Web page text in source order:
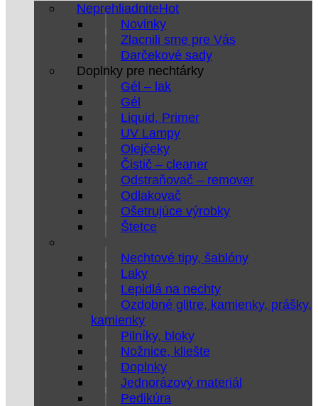
Neprehliadnite
Novinky
Zlacnili sme pre Vás
Darčekové sady
Doplnky pre nechtárky
Gél – lak
Gél
Liquid, Primer
UV Lampy
Olejčeky
Čistič – cleaner
Odstraňovač – remover
Odlakovač
Ošetrujúce výrobky
Štetce
Nechtové tipy, šablóny
Laky
Lepidlá na nechty
Ozdobné glitre, kamienky, prášky,
kamienky
Pilníky, bloky
Nožnice, kliešte
Doplnky
Jednorázový materiál
Pedikúra